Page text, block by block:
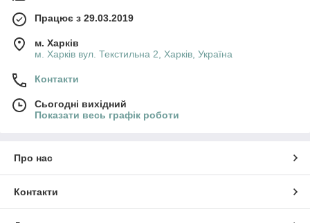
Працює з 29.03.2019
м. Харків
м. Харків вул. Текстильна 2, Харків, Україна
Контакти
Сьогодні вихідний
Показати весь графік роботи
Про нас
Контакти